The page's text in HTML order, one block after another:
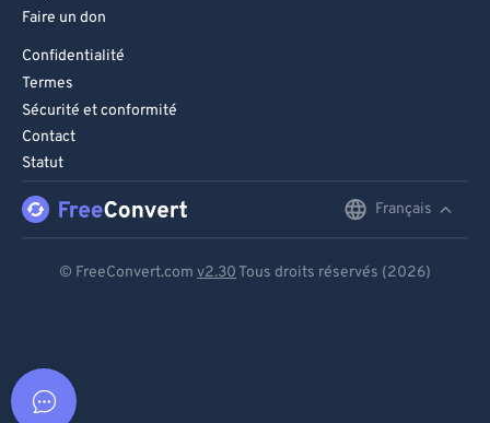
Faire un don
Confidentialité
Termes
Sécurité et conformité
Contact
Statut
Français
© FreeConvert.com v2.30 Tous droits réservés (2026)